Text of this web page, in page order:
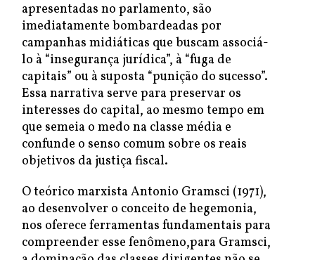
apresentadas no parlamento, são
imediatamente bombardeadas por
campanhas midiáticas que buscam associá-
lo à “insegurança jurídica”, à “fuga de
capitais” ou à suposta “punição do sucesso”.
Essa narrativa serve para preservar os
interesses do capital, ao mesmo tempo em
que semeia o medo na classe média e
confunde o senso comum sobre os reais
objetivos da justiça fiscal.
O teórico marxista Antonio Gramsci (1971),
ao desenvolver o conceito de hegemonia,
nos oferece ferramentas fundamentais para
compreender esse fenômeno,para Gramsci,